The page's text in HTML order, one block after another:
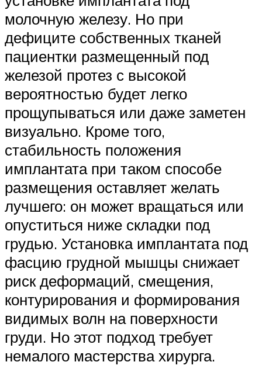
молочную железу. Но при
дефиците собственных тканей
пациентки размещенный под
железой протез с высокой
вероятностью будет легко
прощупываться или даже заметен
визуально. Кроме того,
стабильность положения
имплантата при таком способе
размещения оставляет желать
лучшего: он может вращаться или
опуститься ниже складки под
грудью. Установка имплантата под
фасцию грудной мышцы снижает
риск деформаций, смещения,
контурирования и формирования
видимых волн на поверхности
груди. Но этот подход требует
немалого мастерства хирурга.